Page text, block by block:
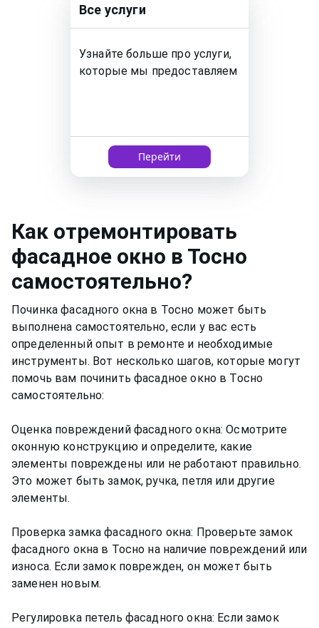
Все услуги
Узнайте больше про услуги,
которые мы предоставляем
Перейти
Как отремонтировать
фасадное окно в Тосно
самостоятельно?
Починка фасадного окна в Тосно может быть
выполнена самостоятельно, если у вас есть
определенный опыт в ремонте и необходимые
инструменты. Вот несколько шагов, которые могут
помочь вам починить фасадное окно в Тосно
самостоятельно:
Оценка повреждений фасадного окна: Осмотрите
оконную конструкцию и определите, какие
элементы повреждены или не работают правильно.
Это может быть замок, ручка, петля или другие
элементы.
Проверка замка фасадного окна: Проверьте замок
фасадного окна в Тосно на наличие повреждений или
износа. Если замок поврежден, он может быть
заменен новым.
Регулировка петель фасадного окна: Если замок